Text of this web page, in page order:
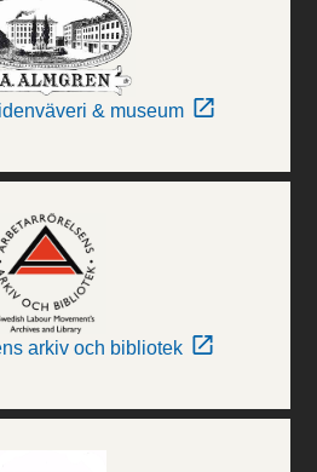
& museum
arkiv och bibliotek